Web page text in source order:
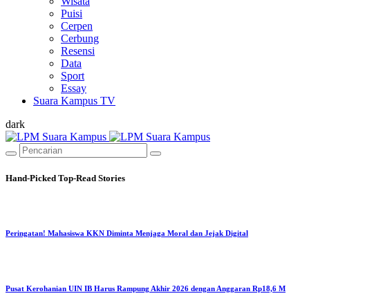
Puisi
Cerpen
Cerbung
Resensi
Data
Sport
Essay
Suara Kampus TV
dark
Hand-Picked Top-Read Stories
Peringatan! Mahasiswa KKN Diminta Menjaga Moral dan Jejak Digital
Pusat Kerohanian UIN IB Harus Rampung Akhir 2026 dengan Anggaran Rp18,6 M